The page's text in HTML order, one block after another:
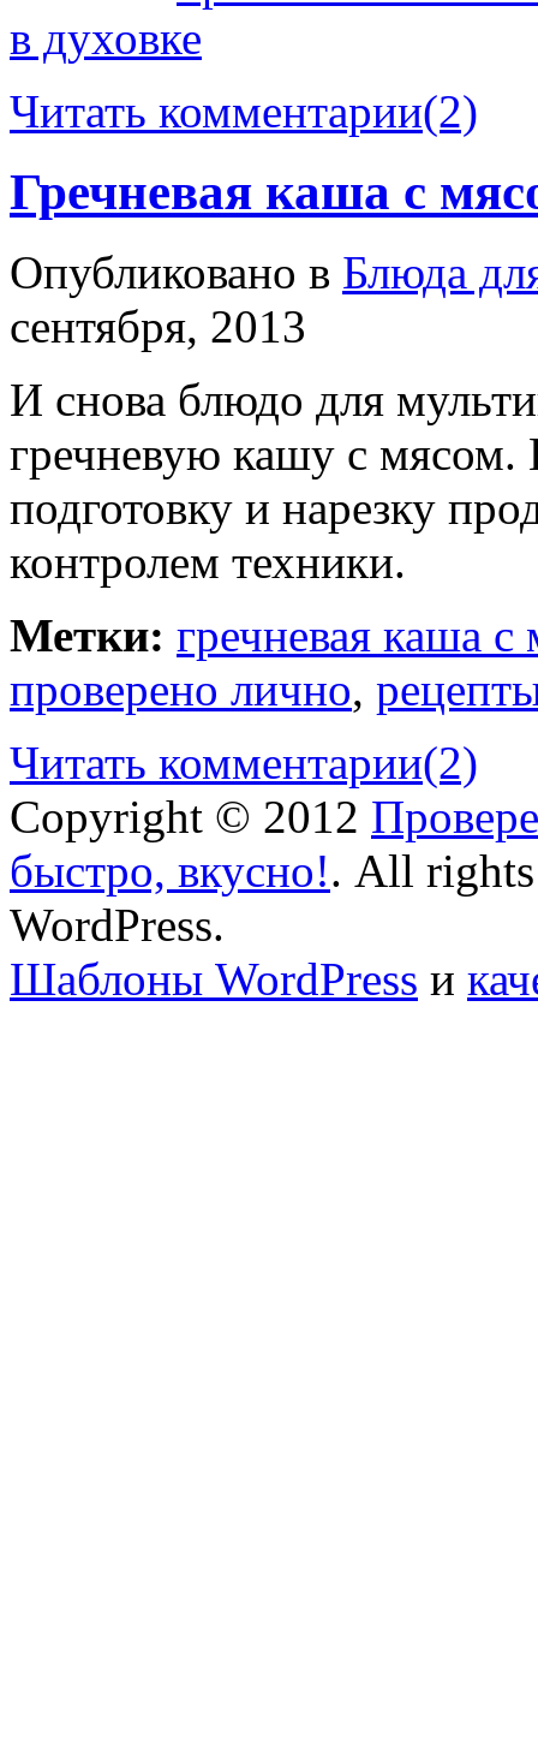
в духовке
Читать комментарии(2)
Гречневая каша с
Опубликовано в Блюда
сентября, 2013
И снова блюдо для
гречневую кашу с мясом.
подготовку и нарезку
контролем техники.
Метки: гречневая каша с
проверено лично,
Читать комментарии(2)
Copyright © 2012
быстро, вкусно!. All rights
WordPress.
Шаблоны WordPress и